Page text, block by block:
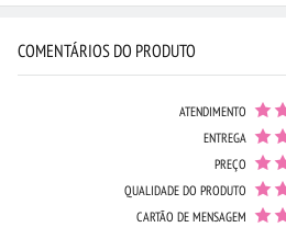
COMENTÁRIOS DO PRODUTO
ATENDIMENTO
ENTREGA
PREÇO
QUALIDADE DO PRODUTO
CARTÃO DE MENSAGEM